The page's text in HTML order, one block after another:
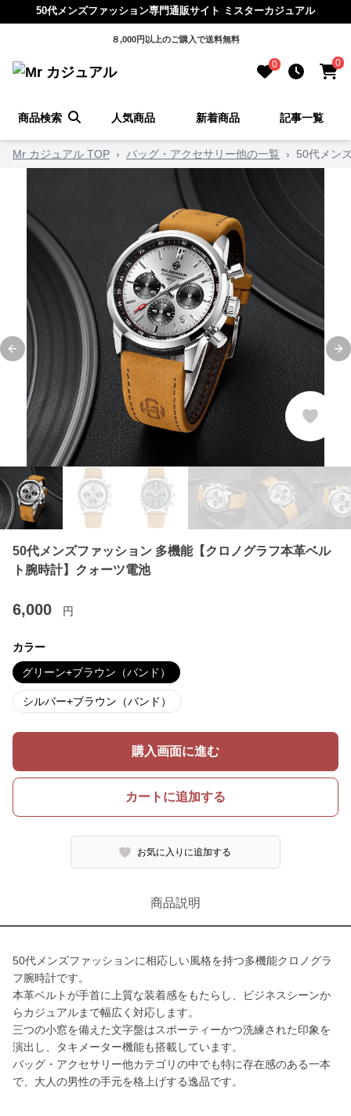
50代メンズファッション専門通販サイト ミスターカジュアル
８,000円以上のご購入で送料無料
0 0
商品検索 人気商品 新着商品 記事一覧
Mr カジュアル TOP › バッグ・アクセサリー他の一覧 › 50代メン
Previous slide
50代メンズファッション 多機能【クロノグラフ本革ベル
ト腕時計】クォーツ電池
6,000 円
カラー
グリーン+ブラウン（バンド）
シルバー+ブラウン（バンド）
購入画面に進む
カートに追加する
お気に入りに追加する
商品説明
50代メンズファッションに相応しい風格を持つ多機能クロノグラ
フ腕時計です。
本革ベルトが手首に上質な装着感をもたらし、ビジネスシーンか
らカジュアルまで幅広く対応します。
三つの小窓を備えた文字盤はスポーティーかつ洗練された印象を
演出し、タキメーター機能も搭載しています。
バッグ・アクセサリー他カテゴリの中でも特に存在感のある一本
で、大人の男性の手元を格上げする逸品です。